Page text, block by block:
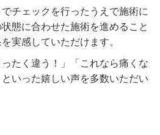
チェックを行ったうえで施術に
態に合わせた施術を進めること
実感していただけます。
ったく違う！」「これなら痛くな
いった嬉しい声を多数いただい